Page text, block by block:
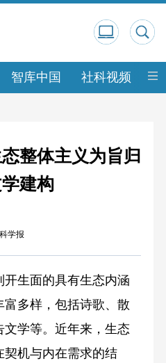
智库中国 社科视频 中
整体主义为旨归
建构
学报
生面的具有生态内涵
多样，包括诗歌、散
学等。近年来，生态
机与内在需求的结